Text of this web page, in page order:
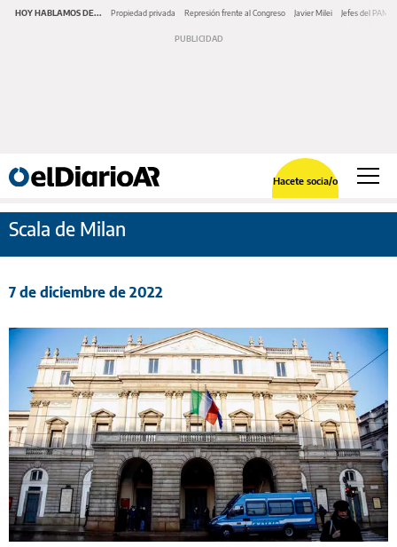
HOY HABLAMOS DE... Propiedad privada Represión frente al Congreso Javier Milei Jefes del PAMI
Hacete socia/o
Scala de Milan
7 de diciembre de 2022